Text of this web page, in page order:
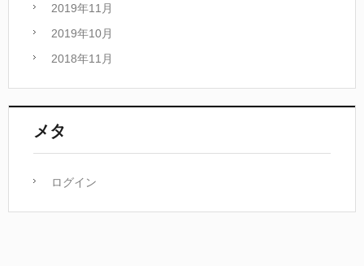
2019年11月
2019年10月
2018年11月
メタ
ログイン